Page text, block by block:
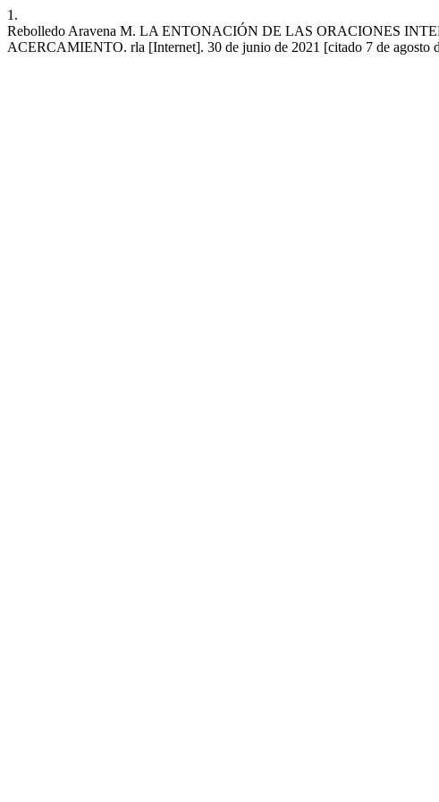
1.
Rebolledo Aravena M. LA ENTONACIÓN DE LAS ORACIONES
ACERCAMIENTO. rla [Internet]. 30 de junio de 2021 [citado 7 de agosto